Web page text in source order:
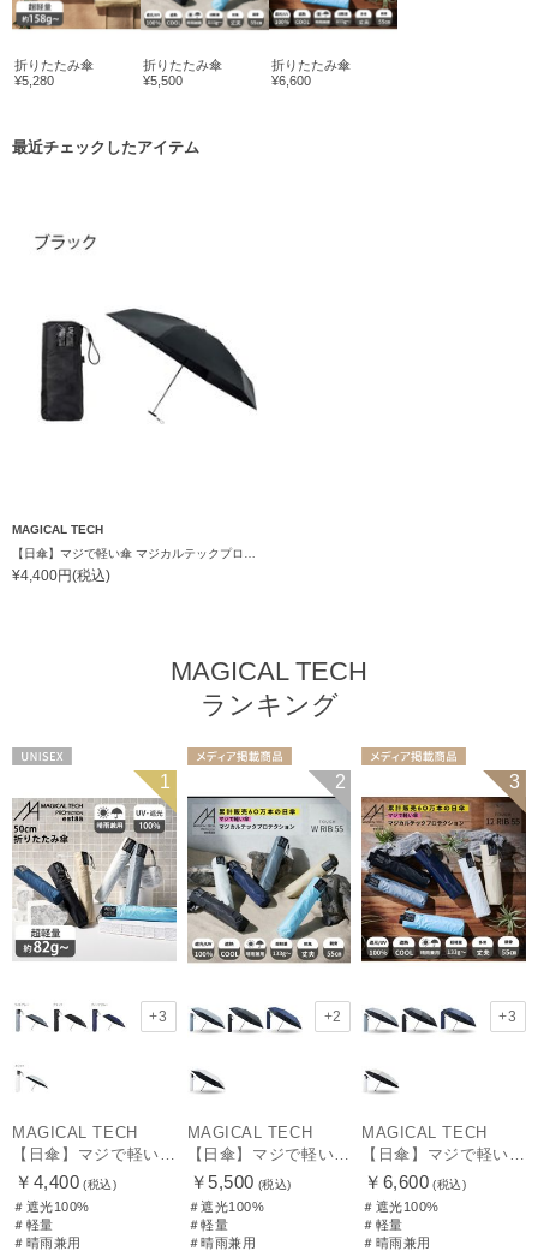
折りたたみ傘
¥5,280
折りたたみ傘
¥5,500
折りたたみ傘
¥6,600
最近チェックしたアイテム
MAGICAL TECH
¥4,400円(税込)
MAGICAL TECH
ランキング
1
+3
MAGICAL TECH
【日傘】マジで軽い傘 マジカルテックプロテクション(MAGICAL TECH PROTECTION)50cm 晴雨兼用傘折りたたみ日傘 一級遮光100% UV 軽量 人気 レディース メンズ
￥4,400 (税込)
＃遮光100%
＃軽量
＃晴雨兼用
2
+2
MAGICAL TECH
【日傘】マジで軽い傘 マジカルテックプロテクション（MAGICAL TECH PROTECTION）Tough W rib55cm 耐風 軽量 遮光100
￥5,500 (税込)
＃遮光100%
＃軽量
＃晴雨兼用
3
+3
MAGICAL TECH
【日傘】マジで軽い傘 マジカルテックプロテクション（MAGICAL TECH PROTECTION）Tough 12 rib55cm
￥6,600 (税込)
＃遮光100%
＃軽量
＃晴雨兼用